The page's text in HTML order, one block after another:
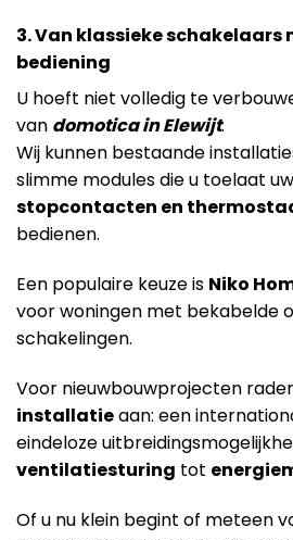
3. Van klassieke schakelaars
bediening
U hoeft niet volledig te
van domotica in Elewijt.
Wij kunnen bestaande
slimme modules die u toelaat uw
stopcontacten en
bedienen.
Een populaire keuze is Niko
voor woningen met bekabelde
schakelingen.
Voor nieuwbouwprojecten
installatieaan: een
eindeloze
ventilatiesturing tot
Of u nu klein begint of meteen